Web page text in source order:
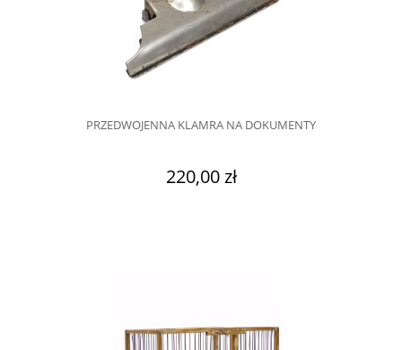
PRZEDWOJENNA KLAMRA NA DOKUMENTY
220,00 zł